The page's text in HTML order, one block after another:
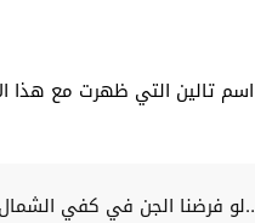
تالين التي ظهرت مع هذا
فرضنا الجن في كفي الشمال